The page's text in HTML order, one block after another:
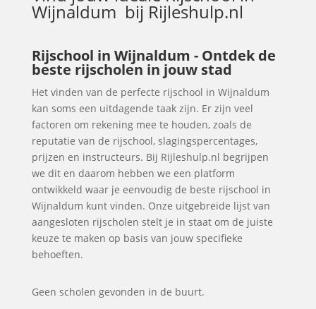
Wijnaldum bij Rijleshulp.nl
Rijschool in Wijnaldum - Ontdek de
beste rijscholen in jouw stad
Het vinden van de perfecte rijschool in Wijnaldum
kan soms een uitdagende taak zijn. Er zijn veel
factoren om rekening mee te houden, zoals de
reputatie van de rijschool, slagingspercentages,
prijzen en instructeurs. Bij Rijleshulp.nl begrijpen
we dit en daarom hebben we een platform
ontwikkeld waar je eenvoudig de beste rijschool in
Wijnaldum kunt vinden. Onze uitgebreide lijst van
aangesloten rijscholen stelt je in staat om de juiste
keuze te maken op basis van jouw specifieke
behoeften.
Geen scholen gevonden in de buurt.